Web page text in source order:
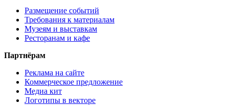
Размещение событий
Требования к материалам
Музеям и выставкам
Ресторанам и кафе
Партнёрам
Реклама на сайте
Коммерческое предложение
Медиа кит
Логотипы в векторе